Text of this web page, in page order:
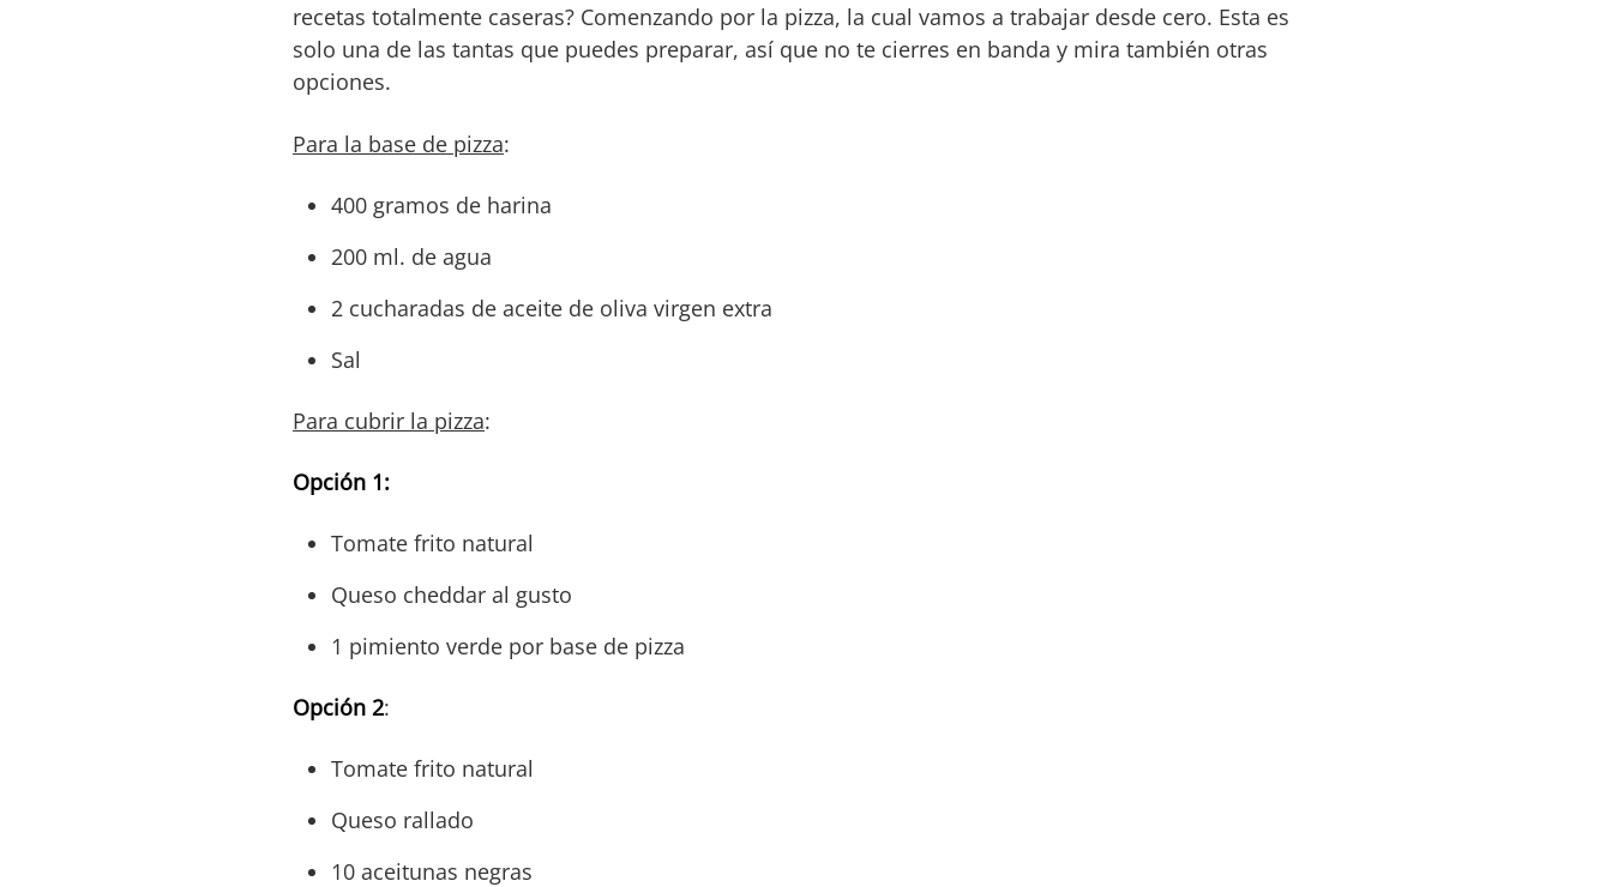
recetas totalmente caseras? Comenzando por la pizza, la cual vamos a trabajar desde cero. Esta es
solo una de las tantas que puedes preparar, así que no te cierres en banda y mira también otras
opciones.
Para la base de pizza:
400 gramos de harina
200 ml. de agua
2 cucharadas de aceite de oliva virgen extra
Sal
Para cubrir la pizza:
Opción 1:
Tomate frito natural
Queso cheddar al gusto
1 pimiento verde por base de pizza
Opción 2:
Tomate frito natural
Queso rallado
10 aceitunas negras